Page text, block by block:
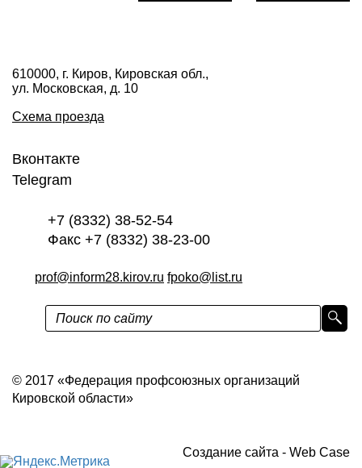
610000, г. Киров, Кировская обл.,
ул. Московская, д. 10
Схема проезда
Вконтакте
Telegram
+7 (8332) 38-52-54
Факс +7 (8332) 38-23-00
prof@inform28.kirov.ru fpoko@list.ru
© 2017 «Федерация профсоюзных организаций
Кировской области»
Создание сайта - Web Case